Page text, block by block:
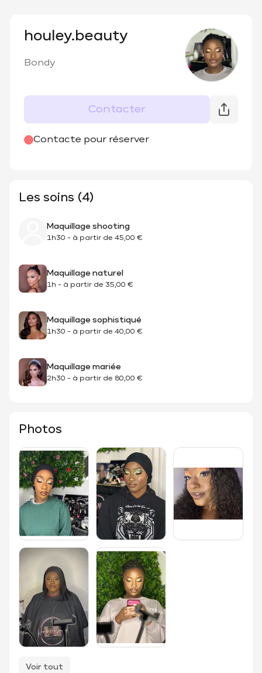
houley.beauty
Bondy
Contacter
Contacte pour réserver
Les soins (4)
Maquillage shooting
1h30 - à partir de 45,00 €
Maquillage naturel
1h - à partir de 35,00 €
Maquillage sophistiqué
1h30 - à partir de 40,00 €
Maquillage mariée
2h30 - à partir de 80,00 €
Photos
Voir tout